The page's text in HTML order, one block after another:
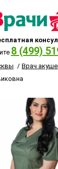
8 (499)
Врач